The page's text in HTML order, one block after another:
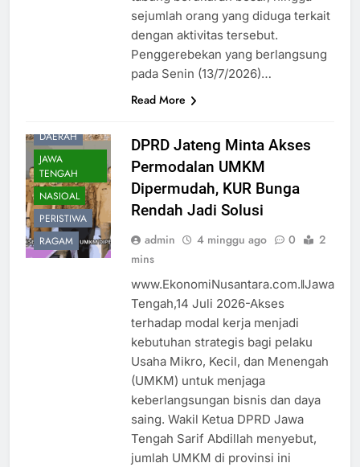
sejumlah orang yang diduga terkait
dengan aktivitas tersebut.
Penggerebekan yang berlangsung
pada Senin (13/7/2026)…
Read More
DAERAH
JAWA
TENGAH
NASIOAL
PERISTIWA
RAGAM
DPRD Jateng Minta Akses
Permodalan UMKM
Dipermudah, KUR Bunga
Rendah Jadi Solusi
admin 4 minggu ago 0
2
mins
www.EkonomiNusantara.com.ǁJawa
Tengah,14 Juli 2026-Akses
terhadap modal kerja menjadi
kebutuhan strategis bagi pelaku
Usaha Mikro, Kecil, dan Menengah
(UMKM) untuk menjaga
keberlangsungan bisnis dan daya
saing. Wakil Ketua DPRD Jawa
Tengah Sarif Abdillah menyebut,
jumlah UMKM di provinsi ini